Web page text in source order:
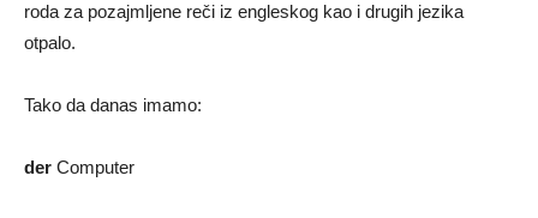
roda za pozajmljene reči iz engleskog kao i drugih jezika
otpalo.
Tako da danas imamo:
der Computer